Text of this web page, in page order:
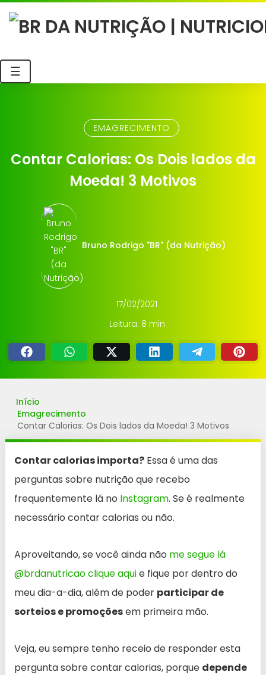
☰
EMAGRECIMENTO
Contar Calorias: Os Dois lados da
Moeda! 3 Motivos
Bruno Rodrigo "BR" (da Nutrição)
17/02/2021
Leitura: 8 min
Início
Emagrecimento
Contar Calorias: Os Dois lados da Moeda! 3 Motivos
Contar calorias importa? Essa é uma das
perguntas sobre nutrição que recebo
frequentemente lá no Instagram. Se é realmente
necessário contar calorias ou não.
Aproveitando, se você ainda não me segue lá
@brdanutricao clique aquie fique por dentro do
meu dia-a-dia, além de poder participar de
sorteios e promoçõesem primeira mão.
Veja, eu sempre tenho receio de responder esta
pergunta sobre contar calorias, porque depende